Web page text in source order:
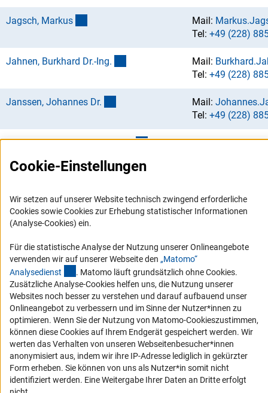
Jagsch, Markus Mail:
Tel: +49 (228)
Jahnen, Burkhard Dr.-Ing. Mail:
Tel: +49 (228)
Janssen, Johannes Dr. Mail:
Tel: +49 (228)
Jessula Wczesniak, Helene Dr. (externer Link)
Mail:
Joerk, Christiane Dr. (externer Link) Mail:
Tel:+49 (228)
John, Robin (externer Link) Mail:
Tel:
Jopp, Hendrik (externer Link) Mail:
Tel:+49 (228)
Jäker, Susann (externer Link) Mail:
Tel:+49 (228)
Jörres, Simon Dr. (externer Link) Mail:
Cookie-Einstellungen
Wir setzen auf unserer Website technisch zwingend erforderliche
Cookies sowie Cookies zur Erhebung statistischer Informationen
(Analyse-Cookies) ein.
Für die statistische Analyse der Nutzung unserer Onlineangebote
verwenden wir auf unserer Webseite den „Matomo“
Analysedienst (externer Link)
. Matomo läuft grundsätzlich ohne Cookies.
Zusätzliche Analyse-Cookies helfen uns, die Nutzung unserer
Websites noch besser zu verstehen und darauf aufbauend unser
Onlineangebot zu verbessern und im Sinne der Nutzer*innen zu
optimieren. Wenn Sie der Nutzung von Matomo-Cookieszustimmen,
können diese Cookies auf Ihrem Endgerät gespeichert werden. Wir
werten das Verhalten von unseren Webseitenbesucher*innen
anonymisiert aus, indem wir ihre IP-Adresse lediglich in gekürzter
Form erheben. Sie können von uns als Nutzer*in somit nicht
identifiziert werden. Eine Weitergabe Ihrer Daten an Dritte erfolgt